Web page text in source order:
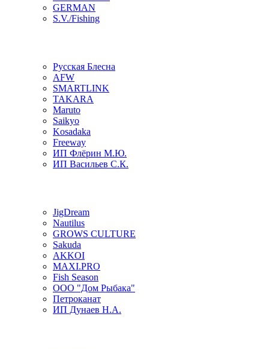
GERMAN
S.V./Fishing
Русская Блесна
AFW
SMARTLINK
TAKARA
Maruto
Saikyo
Kosadaka
Freeway
ИП Флёрин М.Ю.
ИП Васильев С.К.
JigDream
Nautilus
GROWS CULTURE
Sakuda
AKKOI
MAXI.PRO
Fish Season
ООО "Дом Рыбака"
Петроканат
ИП Дунаев Н.А.